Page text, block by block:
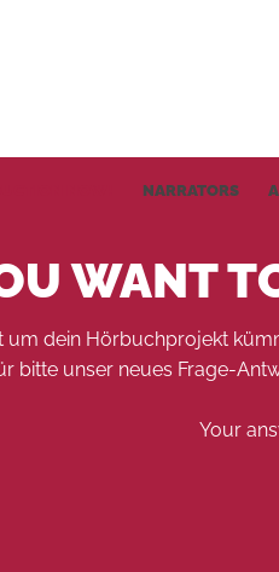
NARRATORS
WANT
um dein Hörbuchprojekt
bitte unser neues Frage-
Your